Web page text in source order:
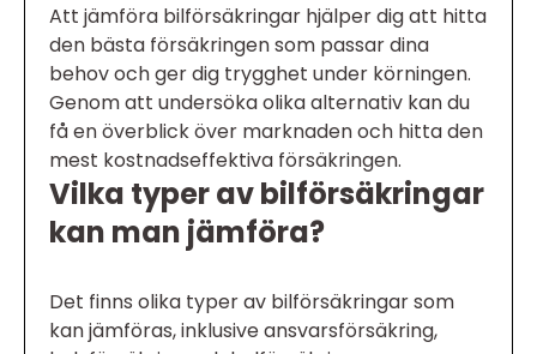
Att jämföra bilförsäkringar hjälper dig att hitta
den bästa försäkringen som passar dina
behov och ger dig trygghet under körningen.
Genom att undersöka olika alternativ kan du
få en överblick över marknaden och hitta den
mest kostnadseffektiva försäkringen.
Vilka typer av bilförsäkringar
kan man jämföra?
Det finns olika typer av bilförsäkringar som
kan jämföras, inklusive ansvarsförsäkring,